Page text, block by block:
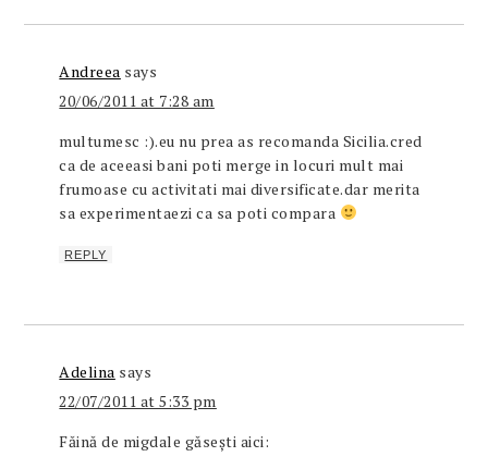
Andreea says
20/06/2011 at 7:28 am
multumesc :).eu nu prea as recomanda Sicilia.cred
ca de aceeasi bani poti merge in locuri mult mai
frumoase cu activitati mai diversificate.dar merita
sa experimentaezi ca sa poti compara
REPLY
Adelina says
22/07/2011 at 5:33 pm
Făină de migdale găsești aici: